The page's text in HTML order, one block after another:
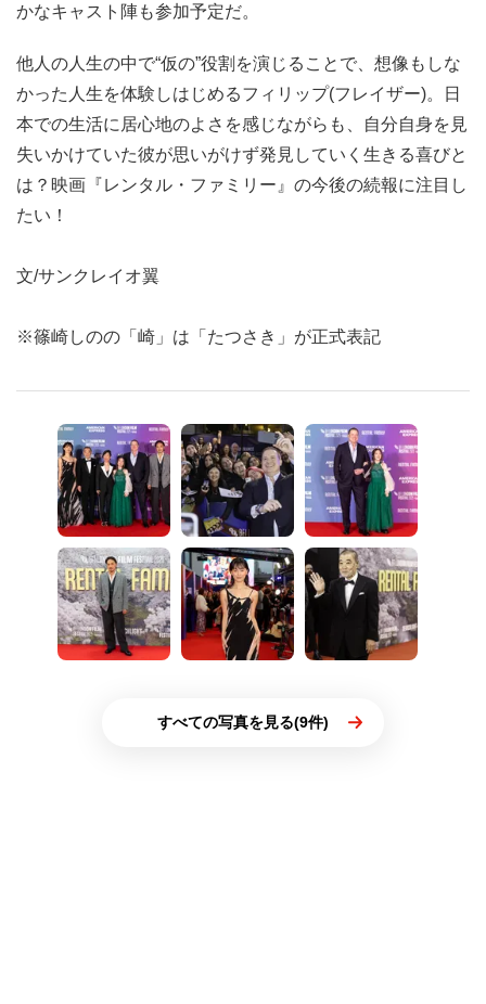
かなキャスト陣も参加予定だ。
他人の人生の中で“仮の”役割を演じることで、想像もしな
かった人生を体験しはじめるフィリップ(フレイザー)。日
本での生活に居心地のよさを感じながらも、自分自身を見
失いかけていた彼が思いがけず発見していく生きる喜びと
は？映画『レンタル・ファミリー』の今後の続報に注目し
たい！
文/サンクレイオ翼
※篠崎しのの「崎」は「たつさき」が正式表記
すべての写真を見る(9件)